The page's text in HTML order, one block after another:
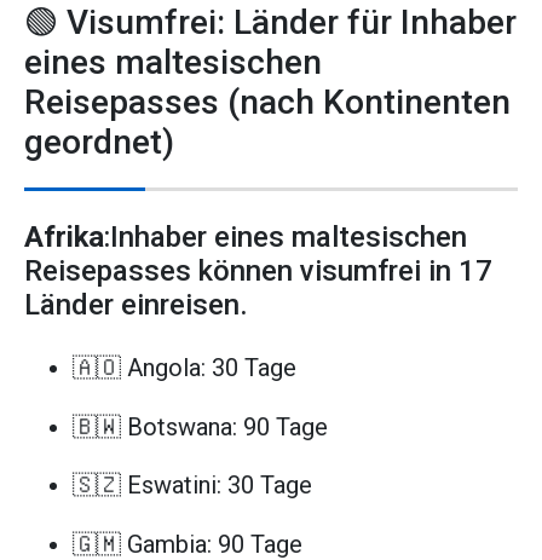
🟢 Visumfrei: Länder für Inhaber
eines maltesischen
Reisepasses (nach Kontinenten
geordnet)
Afrika:Inhaber eines maltesischen
Reisepasses können visumfrei in 17
Länder einreisen.
🇦🇴 Angola: 30 Tage
🇧🇼 Botswana: 90 Tage
🇸🇿 Eswatini: 30 Tage
🇬🇲 Gambia: 90 Tage